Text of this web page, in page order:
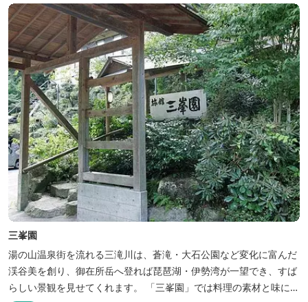
三峯園
湯の山温泉街を流れる三滝川は、蒼滝・大石公園など変化に富んだ
渓谷美を創り、御在所岳へ登れば琵琶湖・伊勢湾が一望でき、すば
らしい景観を見せてくれます。 「三峯園」では料理の素材と味にも